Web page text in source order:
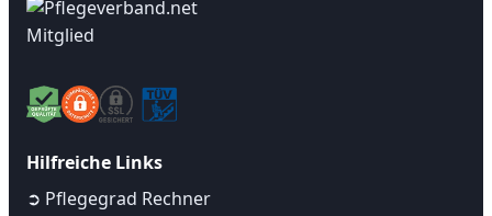
Hilfreiche Links
➲ Pflegegrad Rechner